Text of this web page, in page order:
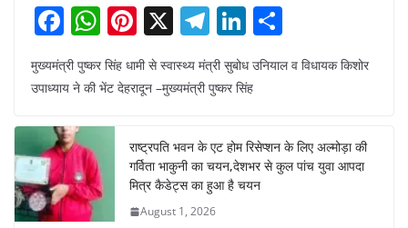
F
a
c
b
o
o
W
h
at
A
p
p
Pi
nt
er
e
st
X T
el
e
gr
a
m
Li
n
k
dI
n
ar
मुख्यमंत्री पुष्कर सिंह धामी से स्वास्थ्य मंत्री सुबोध उनियाल व विधायक किशोर
उपाध्याय ने की भेंट देहरादून –मुख्यमंत्री पुष्कर सिंह
राष्ट्रपति भवन के एट होम रिसेप्शन के लिए अल्मोड़ा की
गर्विता भाकुनी का चयन,देशभर से कुल पांच युवा आपदा
मित्र कैडेट्स का हुआ है चयन
August 1, 2026